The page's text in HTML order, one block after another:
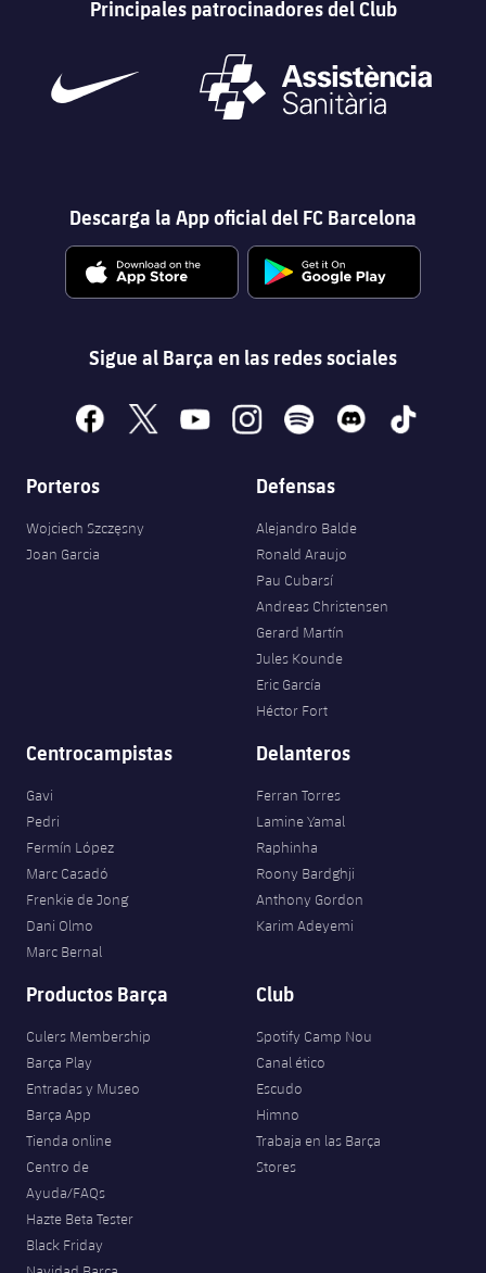
Principales patrocinadores del Club
Descarga la App oficial del FC Barcelona
Sigue al Barça en las redes sociales
facebook
x youtubeinstagramspotify discord tiktok
Porteros
Wojciech Szczęsny
Joan Garcia
Defensas
Alejandro Balde
Ronald Araujo
Pau Cubarsí
Andreas Christensen
Gerard Martín
Jules Kounde
Eric García
Héctor Fort
Centrocampistas
Gavi
Pedri
Fermín López
Marc Casadó
Frenkie de Jong
Dani Olmo
Marc Bernal
Delanteros
Ferran Torres
Lamine Yamal
Raphinha
Roony Bardghji
Anthony Gordon
Karim Adeyemi
Productos Barça
Culers Membership
Barça Play
Entradas y Museo
Barça App
Tienda online
Centro de
Ayuda/FAQs
Hazte Beta Tester
Black Friday
Club
Spotify Camp Nou
Canal ético
Escudo
Himno
Trabaja en las Barça
Stores